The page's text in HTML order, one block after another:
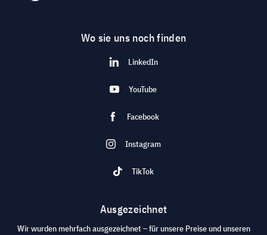
Wo sie uns noch finden
LinkedIn
YouTube
Facebook
Instagram
TikTok
Ausgezeichnet
Wir wurden mehrfach ausgezeichnet – für unsere Preise und unseren